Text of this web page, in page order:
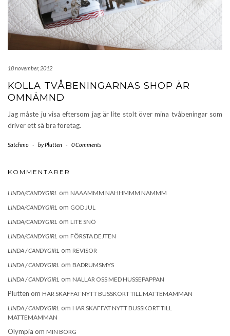
18 november, 2012
KOLLA TVÅBENINGARNAS SHOP ÄR
OMNÄMND
Jag måste ju visa eftersom jag är lite stolt över mina tvåbeningar som
driver ett så bra företag.
Satchmo - byPlutten - 0 Comments
KOMMENTARER
LINDA/CANDYGIRL om NAAAMMM NAHHMMM NAMMM
LINDA/CANDYGIRL om GOD JUL
LINDA/CANDYGIRL om LITE SNÖ
LINDA/CANDYGIRL om FÖRSTA DEJTEN
LINDA / CANDYGIRL om REVISOR
LINDA / CANDYGIRL om BADRUMSMYS
LINDA / CANDYGIRL om NALLAR OSS MED HUSSEPAPPAN
Plutten om HAR SKAFFAT NYTT BUSSKORT TILL MATTEMAMMAN
LINDA / CANDYGIRL om HAR SKAFFAT NYTT BUSSKORT TILL
MATTEMAMMAN
Olympia om MIN BORG